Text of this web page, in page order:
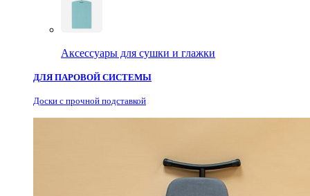
Аксессуары для сушки и глажки
ДЛЯ ПАРОВОЙ СИСТЕМЫ
Доски с прочной подставкой